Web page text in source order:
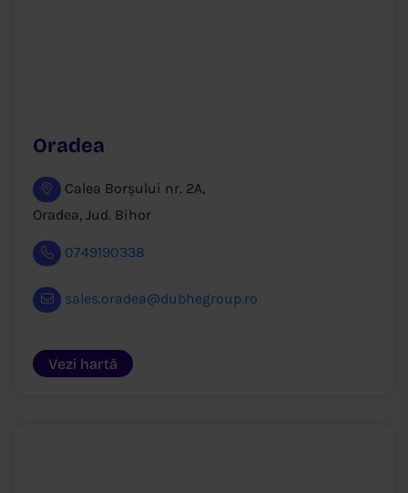
Oradea
Calea Borșului nr. 2A,
Oradea, Jud. Bihor
0749190338
sales.oradea@dubhegroup.ro
Vezi hartă